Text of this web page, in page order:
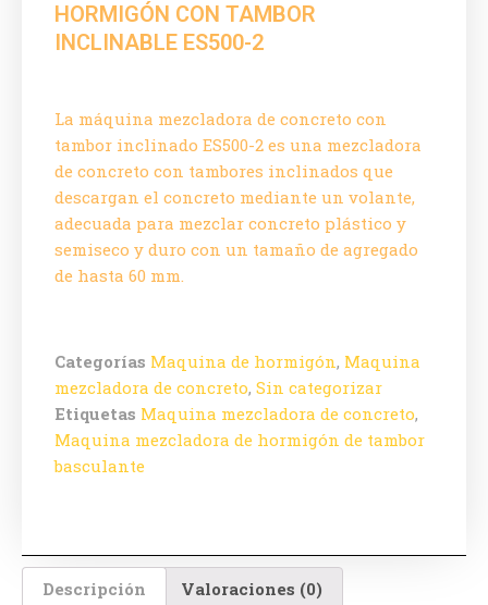
HORMIGÓN CON TAMBOR
INCLINABLE ES500-2
La máquina mezcladora de concreto con
tambor inclinado ES500-2 es una mezcladora
de concreto con tambores inclinados que
descargan el concreto mediante un volante,
adecuada para mezclar concreto plástico y
semiseco y duro con un tamaño de agregado
de hasta 60 mm.
Categorías Maquina de hormigón, Maquina
mezcladora de concreto, Sin categorizar
Etiquetas Maquina mezcladora de concreto,
Maquina mezcladora de hormigón de tambor
basculante
Descripción Valoraciones (0)